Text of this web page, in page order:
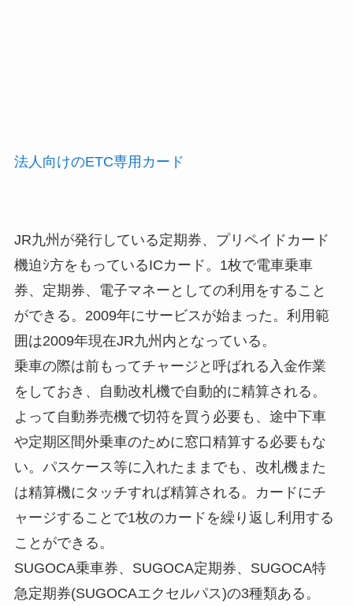
法人向けのETC専用カード
JR九州が発行している定期券、プリペイドカード
機迫ｼ方をもっているICカード。1枚で電車乗車
券、定期券、電子マネーとしての利用をすること
ができる。2009年にサービスが始まった。利用範
囲は2009年現在JR九州内となっている。
乗車の際は前もってチャージと呼ばれる入金作業
をしておき、自動改札機で自動的に精算される。
よって自動券売機で切符を買う必要も、途中下車
や定期区間外乗車のために窓口精算する必要もな
い。パスケース等に入れたままでも、改札機また
は精算機にタッチすれば精算される。カードにチ
ャージすることで1枚のカードを繰り返し利用する
ことができる。
SUGOCA乗車券、SUGOCA定期券、SUGOCA特
急定期券(SUGOCAエクセルパス)の3種類ある。